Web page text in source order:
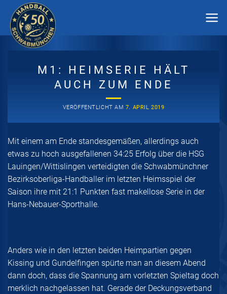
Inhalt
springen
M1: HEIMSERIE HÄLT
AUCH ZUM ENDE
VERÖFFENTLICHT AM 7. APRIL 2019
Mit einem am Ende standesgemäßen, allerdings auch
etwas zu hoch ausgefallenen 34:25 Erfolg über die HSG
Lauingen/Wittislingen verteidigten die Schwabmünchner
Bezirksoberliga-Handballer im letzten Heimsspiel der
Saison ihre mit 21:1 Punkten fast makellose Serie in der
Hans-Nebauer-Sporthalle.
Anders wie in den letzten beiden Heimpartien gegen
Kissing und Gundelfingen spürte man an diesem Abend
dann doch, dass die Spannung am vorletzten Spieltag doch
merklich nachgelassen hat. Gerade der Deckungsverband